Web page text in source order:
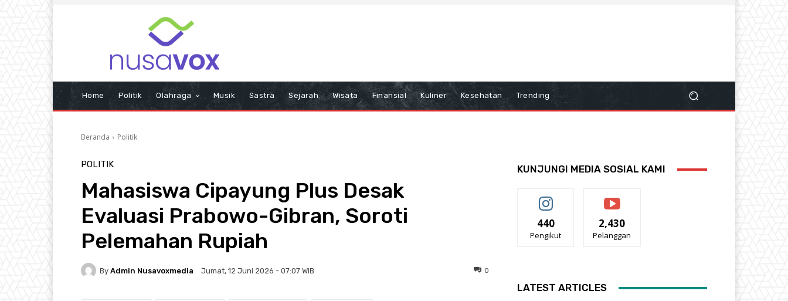
Home Politik Olahraga Musik Sastra Sejarah Wisata Finansial Kuliner Kesehatan Trending
Beranda Politik
POLITIK
Mahasiswa Cipayung Plus Desak
Evaluasi Prabowo-Gibran, Soroti
Pelemahan Rupiah
By Admin Nusavoxmedia Jumat, 12 Juni 2026 - 07:07 WIB 0
KUNJUNGI MEDIA SOSIAL KAMI
440
Pengikut
2,430
Pelanggan
LATEST ARTICLES